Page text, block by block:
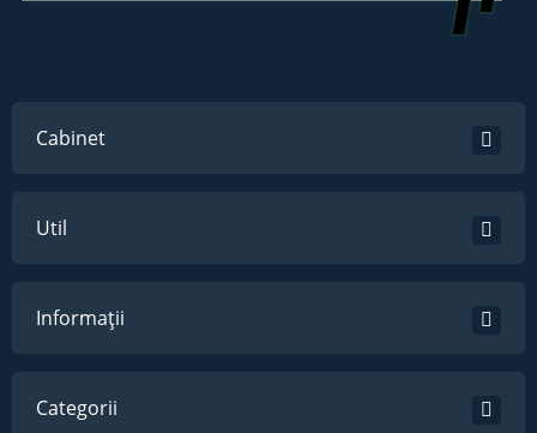
Cabinet
Util
Informații
Categorii